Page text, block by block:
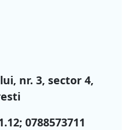
nr. 3, sector 4,
0788573711